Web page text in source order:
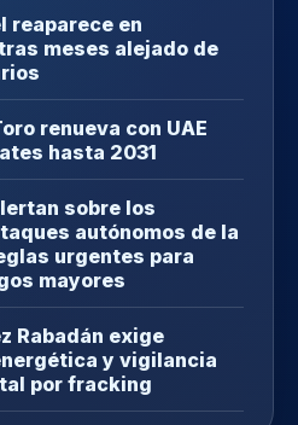
reaparece en
meses alejado de
renueva con UAE
hasta 2031
sobre los
autónomos de la
urgentes para
mayores
Rabadán exige
y vigilancia
por fracking